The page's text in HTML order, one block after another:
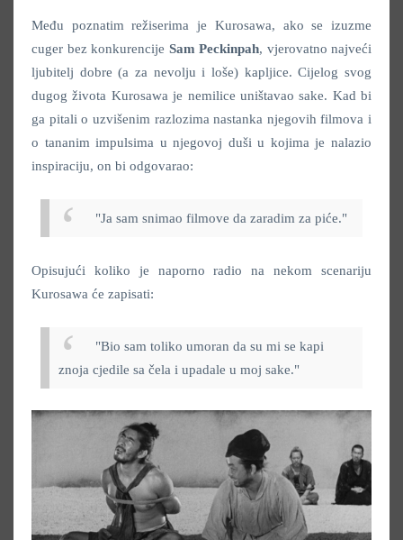
Među poznatim režiserima je Kurosawa, ako se izuzme
cuger bez konkurencije Sam Peckinpah, vjerovatno najveći
ljubitelj dobre (a za nevolju i loše) kapljice. Cijelog svog
dugog života Kurosawa je nemilice uništavao sake. Kad bi
ga pitali o uzvišenim razlozima nastanka njegovih filmova i
o tananim impulsima u njegovoj duši u kojima je nalazio
inspiraciju, on bi odgovarao:
"Ja sam snimao filmove da zaradim za piće."
Opisujući koliko je naporno radio na nekom scenariju
Kurosawa će zapisati:
"Bio sam toliko umoran da su mi se kapi
znoja cjedile sa čela i upadale u moj sake."